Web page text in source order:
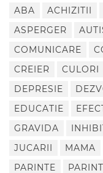
ABA ACHIZITII
ASPERGER
COMUNICARE
CREIER
CULORI
DEPRESIE
EDUCATIE
GRAVIDA
JUCARII
MAMA
PARINTE